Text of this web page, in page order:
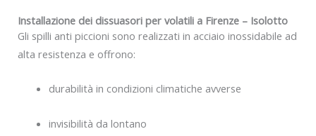
Installazione dei dissuasori per volatili a Firenze – Isolotto
Gli spilli anti piccioni sono realizzati in acciaio inossidabile ad
alta resistenza e offrono:
durabilità in condizioni climatiche avverse
invisibilità da lontano